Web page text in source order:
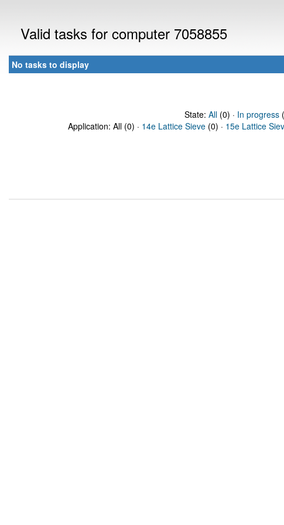
Valid tasks for computer 7058855
No tasks to display
State: All(0) · In progress
Application: All (0) · 14e Lattice Sieve (0) · 15e Lattice